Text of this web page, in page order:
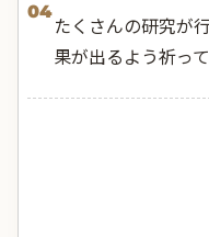
04
たくさんの研究が
果が出るよう祈って